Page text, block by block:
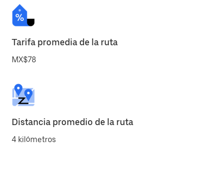
Tarifa promedia de la ruta
MX$78
Distancia promedio de la ruta
4 kilómetros